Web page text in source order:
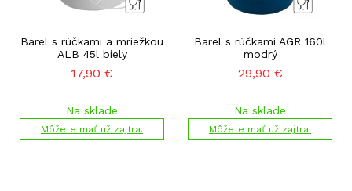
Barel s rúčkami a mriežkou
ALB 45l biely
17,90 €
Na sklade
Môžete mať už zajtra.
Barel s rúčkami AGR 160l
modrý
29,90 €
Na sklade
Môžete mať už zajtra.